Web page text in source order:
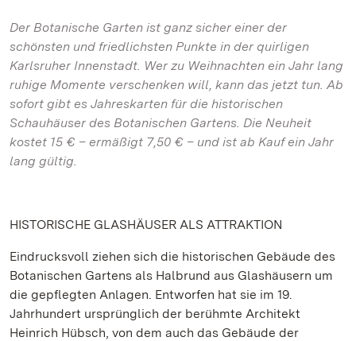
Der Botanische Garten ist ganz sicher einer der
schönsten und friedlichsten Punkte in der quirligen
Karlsruher Innenstadt. Wer zu Weihnachten ein Jahr lang
ruhige Momente verschenken will, kann das jetzt tun. Ab
sofort gibt es Jahreskarten für die historischen
Schauhäuser des Botanischen Gartens. Die Neuheit
kostet 15 € – ermäßigt 7,50 € – und ist ab Kauf ein Jahr
lang gültig.
HISTORISCHE GLASHÄUSER ALS ATTRAKTION
Eindrucksvoll ziehen sich die historischen Gebäude des
Botanischen Gartens als Halbrund aus Glashäusern um
die gepflegten Anlagen. Entworfen hat sie im 19.
Jahrhundert ursprünglich der berühmte Architekt
Heinrich Hübsch, von dem auch das Gebäude der